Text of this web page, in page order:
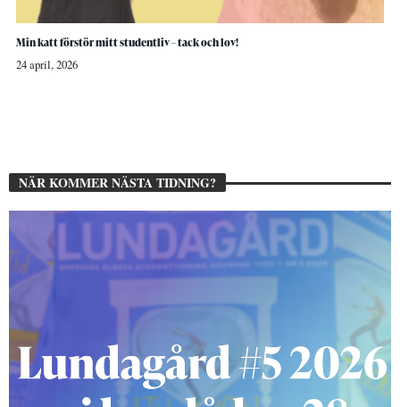
Min katt förstör mitt studentliv – tack och lov!
24 april, 2026
NÄR KOMMER NÄSTA TIDNING?